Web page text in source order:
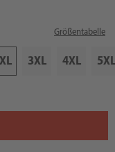
Größentabelle
3XL 4XL 5XL